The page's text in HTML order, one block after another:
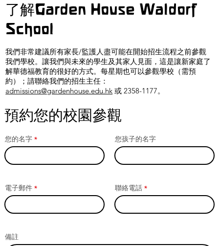
預約您的校園參觀
您的名字 您孩子的名字
電子郵件 聯絡電話
備註
了解Garden House Waldorf
School
我們非常建議所有家長/監護人盡可能在開始招生流程之前參觀
我們學校。讓我們與未來的學生及其家人見面，這是讓新家庭了
解華德福教育的很好的方式。每星期也可以參觀學校（需預
約）；請聯絡我們的招生主任：
admissions@gardenhouse.edu.hk 或 2358-1177。